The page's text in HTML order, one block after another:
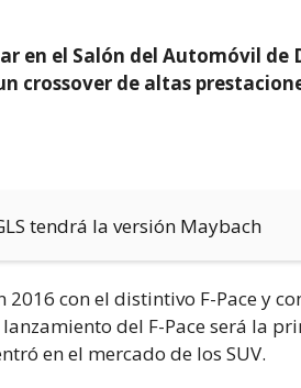
en el Salón del Automóvil de
crossover de altas
tendrá la versión Maybach
con el distintivo F-Pace y
del F-Pace será la
en el mercado de los SUV.